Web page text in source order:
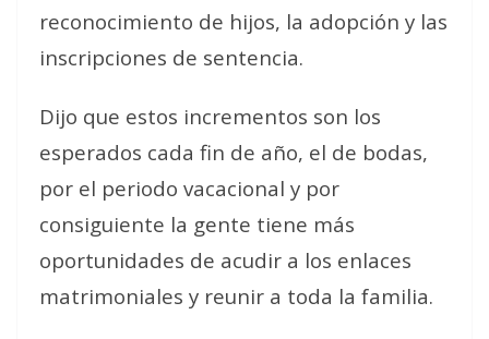
reconocimiento de hijos, la adopción y las
inscripciones de sentencia.
Dijo que estos incrementos son los
esperados cada fin de año, el de bodas,
por el periodo vacacional y por
consiguiente la gente tiene más
oportunidades de acudir a los enlaces
matrimoniales y reunir a toda la familia.